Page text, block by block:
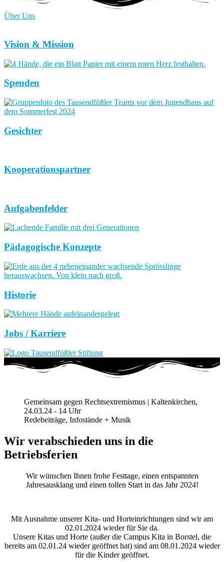
Über Uns
Vision & Mission
Spenden
Gesichter
Kooperationspartner
Aufgabenfelder
Pädagogische Konzepte
Historie
Jobs / Karriere
Gemeinsam gegen Rechtsextremismus | Kaltenkirchen,
24.03.24 - 14 Uhr
Redebeiträge, Infostände + Musik
Wir verabschieden uns in die
Betriebsferien
Wir wünschen Ihnen frohe Festtage, einen entspannten
Jahresausklang und einen tollen Start in das Jahr 2024!
Mit Ausnahme unserer Kita- und Horteinrichtungen sind wir am
02.01.2024 wieder für Sie da.
Unsere Kitas und Horte (außer die Campus Kita in Borstel, die
bereits am 02.01.24 wieder geöffnet hat) sind am 08.01.2024 wieder
für die Kinder geöffnet.